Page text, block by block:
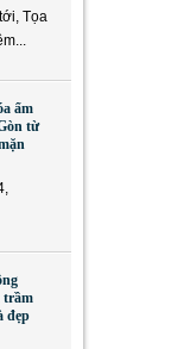
Tọa
ẩm
từ
trầm
đẹp